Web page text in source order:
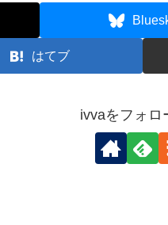
はてブ
ivvaをフォロ